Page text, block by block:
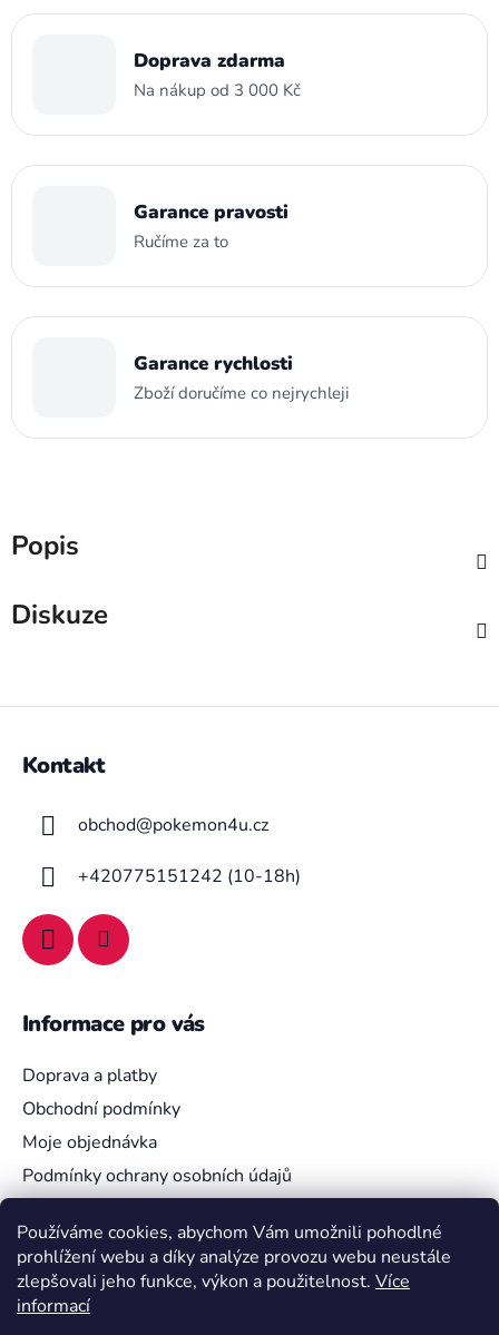
Používáme cookies, abychom Vám umožnili pohodlné
prohlížení webu a díky analýze provozu webu neustále
zlepšovali jeho funkce, výkon a použitelnost. Více
informací
Doprava zdarma
Na nákup od 3 000 Kč
Garance pravosti
Ručíme za to
Garance rychlosti
Zboží doručíme co nejrychleji
Popis
Diskuze
Kontakt
obchod@pokemon4u.cz
+420775151242 (10-18h)
Informace pro vás
Doprava a platby
Obchodní podmínky
Moje objednávka
Podmínky ochrany osobních údajů
Vyhledávání